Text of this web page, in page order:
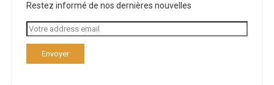
Restez informé de nos dernières nouvelles